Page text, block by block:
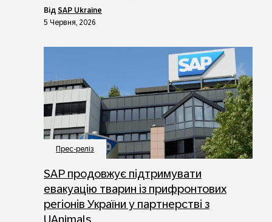
від SAP Ukraine
5 Червня, 2026
Прес-реліз
SAP продовжує підтримувати
евакуацію тварин із прифронтових
регіонів України у партнерстві з
UAnimals